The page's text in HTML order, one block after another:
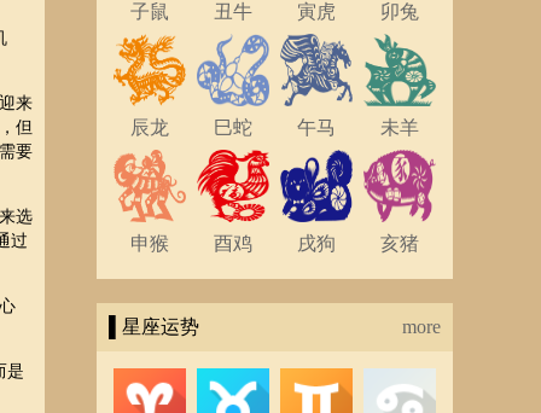
来
但
要
选
过
是
子鼠 丑牛 寅虎 卯兔
辰龙 巳蛇 午马 未羊
申猴 酉鸡 戌狗 亥猪
▌星座运势 more